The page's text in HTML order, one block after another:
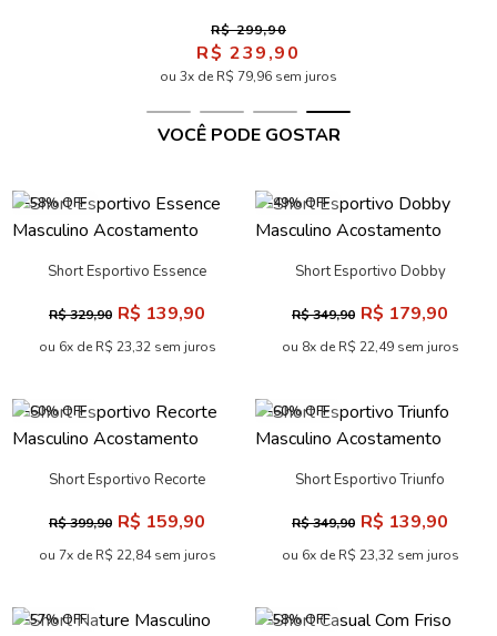
R$ 299,90
R$ 239,90
ou 3x de R$ 79,96 sem juros
VOCÊ PODE GOSTAR
-58% OFF
Short Esportivo Essence
Masculino Acostamento
R$ 329,90 R$ 139,90
ou 6x de R$ 23,32 sem juros
-49% OFF
Short Esportivo Dobby
Masculino Acostamento
R$ 349,90 R$ 179,90
ou 8x de R$ 22,49 sem juros